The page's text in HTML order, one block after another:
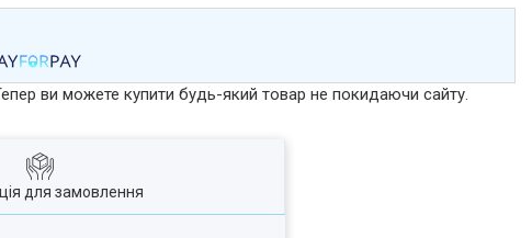
ви можете купити будь-який товар не покидаючи сайту.
для замовлення